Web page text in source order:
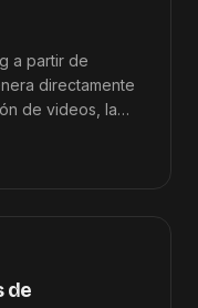
a partir de
directamente
de videos, la
de